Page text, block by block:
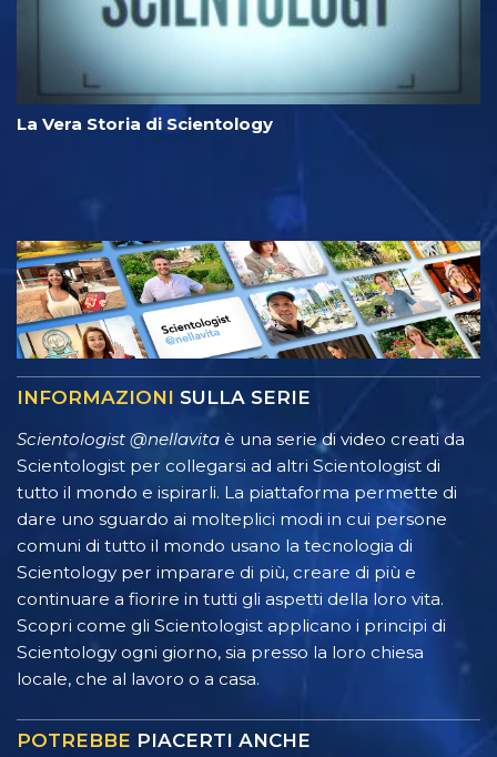
La Vera Storia di Scientology
INFORMAZIONI SULLA SERIE
Scientologist @nellavita è una serie di video creati da
Scientologist per collegarsi ad altri Scientologist di
tutto il mondo e ispirarli. La piattaforma permette di
dare uno sguardo ai molteplici modi in cui persone
comuni di tutto il mondo usano la tecnologia di
Scientology per imparare di più, creare di più e
continuare a fiorire in tutti gli aspetti della loro vita.
Scopri come gli Scientologist applicano i principi di
Scientology ogni giorno, sia presso la loro chiesa
locale, che al lavoro o a casa.
POTREBBE PIACERTI ANCHE